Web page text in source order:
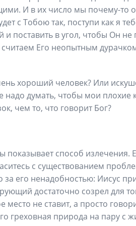
И в их число мы почему-то
с Тобою так, поступи как я
поставить в угол, чтобы Он не
Его неопытным
хороший человек? Или
думать, чтобы мои плохие
чем то, что говорит Бог?
способ излечения.
с существованием
его ненадобностью: Иисус
достаточно созрел для
место не ставит, а просто
греховная природа на пару с